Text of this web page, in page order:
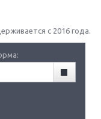
с 2016 года.